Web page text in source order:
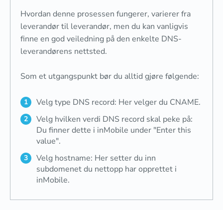
Hvordan denne prosessen fungerer, varierer fra
leverandør til leverandør, men du kan vanligvis
finne en god veiledning på den enkelte DNS-
leverandørens nettsted.
Som et utgangspunkt bør du alltid gjøre følgende:
Velg type DNS record: Her velger du CNAME.
Velg hvilken verdi DNS record skal peke på:
Du finner dette i inMobile under "Enter this
value".
Velg hostname: Her setter du inn
subdomenet du nettopp har opprettet i
inMobile.